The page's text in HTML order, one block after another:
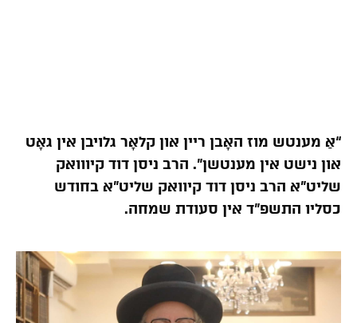
“אַ מענטש מוז האָבן ריין און קלאָר גלויבן אין גאָט
און נישט אין מענטשן”. הרב ניסן דוד קיווואק
שליט”א הרב ניסן דוד קיוואק שליט”א בחודש
כסליו התשפ”ד אין סעודת שמחה.